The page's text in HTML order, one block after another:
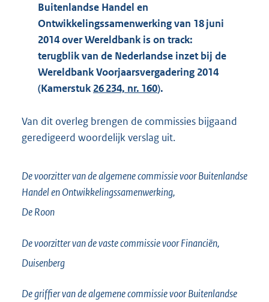
Buitenlandse Handel en
Ontwikkelingssamenwerking van 18 juni
2014 over Wereldbank is on track:
terugblik van de Nederlandse inzet bij de
Wereldbank Voorjaarsvergadering 2014
(Kamerstuk 26 234, nr. 160).
Van dit overleg brengen de commissies bijgaand
geredigeerd woordelijk verslag uit.
De voorzitter van de algemene commissie voor Buitenlandse
Handel en Ontwikkelingssamenwerking,
De Roon
De voorzitter van de vaste commissie voor Financiën,
Duisenberg
De griffier van de algemene commissie voor Buitenlandse